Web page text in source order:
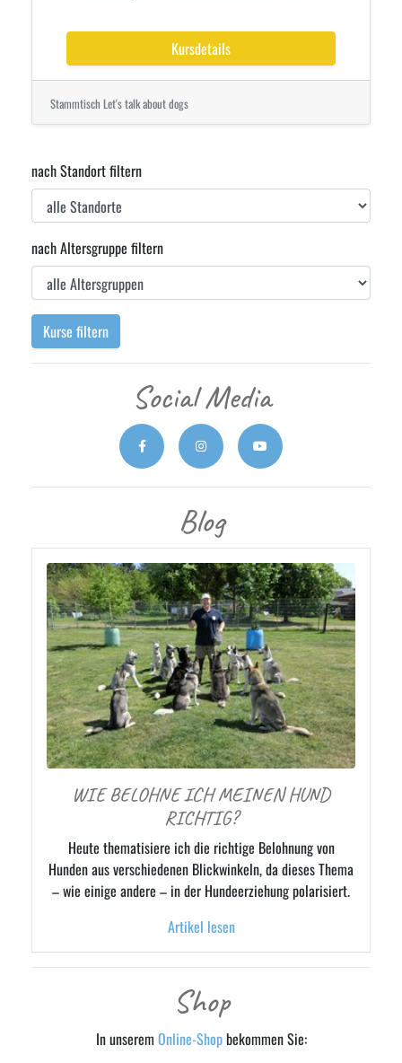
Kursdetails
Stammtisch Let's talk about dogs
nach Standort filtern
nach Altersgruppe filtern
Kurse filtern
Social Media
Blog
WIE BELOHNE ICH MEINEN HUND
RICHTIG?
Heute thematisiere ich die richtige Belohnung von
Hunden aus verschiedenen Blickwinkeln, da dieses Thema
– wie einige andere – in der Hundeerziehung polarisiert.
Artikel lesen
Shop
In unserem Online-Shopbekommen Sie: